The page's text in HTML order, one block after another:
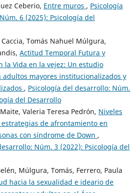
Ceberio, Entre muros , Psicología
6 (2025): Psicología del
Tomás Nahuel Múlgura,
Actitud Temporal Futura y
la Vida en la vejez: Un estudio
adultos mayores institucionalizados y
, Psicología del desarrollo: Núm.
del Desarrollo
Valeria Teresa Pedrón, Niveles
de afrontamiento en
con síndrome de Down ,
Núm. 3 (2022): Psicología del
Múlgura, Tomás, Ferrero, Paula
hacia la sexualidad e ideario de